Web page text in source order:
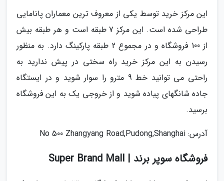
این مرکز خرید توسط یکی از معروف ترین معماران پانامایی
طراحی شده است. این مرکز 7 طبقه است و هر طبقه بیش
از 100 فروشگاه و در مجموع 2 طبقه پارکینگ دارد. به منظور
رسیدن به این مرکز خرید راه سختی در پیش ندارید به
راحتی می توانید خط 9 مترو را سوار شوید و در ایستگاه
جاده شانگهای پیاده شوید و از خروجی یک به این فروشگاه
برسید.
آدرس: No 500 Zhangyang Road,Pudong,Shanghai
فروشگاه سوپر برند | Super Brand Mall